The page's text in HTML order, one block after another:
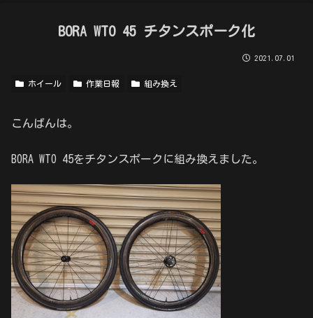
BORA WTO 45 チタンスポーク化
2021.07.01
ホイール 作業日報 組み換え
こんばんは。
BORA WTO 45をチタンスポークに組み換えました。